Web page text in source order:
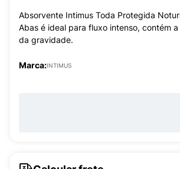
Absorvente Intimus Toda Protegida
Abas é ideal para fluxo intenso, contém
da gravidade.
Marca:INTIMUS